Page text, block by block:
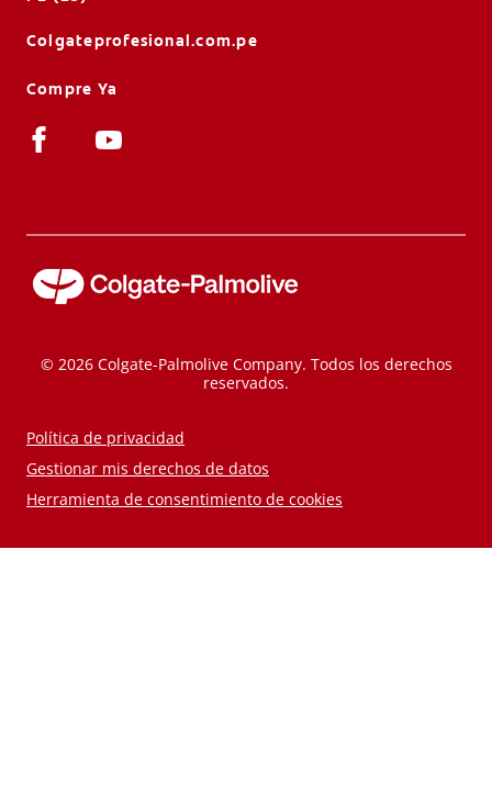
Colgateprofesional.com.pe
Compre Ya
© 2026 Colgate-Palmolive Company. Todos los derechos
reservados.
Política de privacidad
Gestionar mis derechos de datos
Herramienta de consentimiento de cookies